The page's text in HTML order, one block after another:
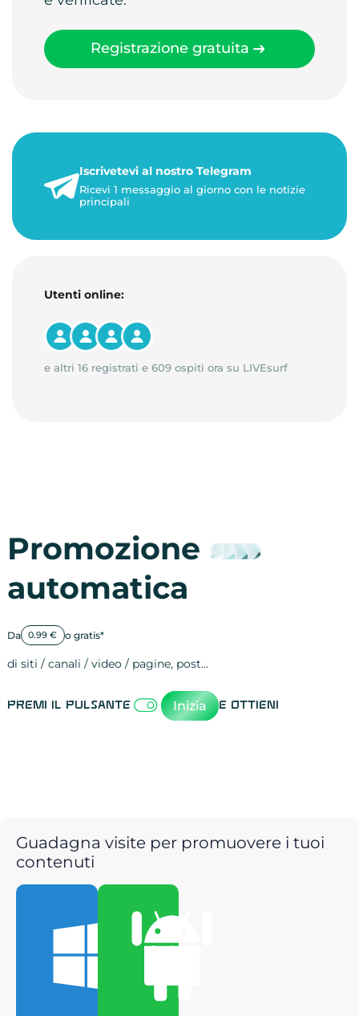
Registrazione gratuita
Iscrivetevi al nostro Telegram
Ricevi 1 messaggio al giorno con le notizie
principali
Utenti online:
e altri 16 registrati e 609 ospiti ora su LIVEsurf
Promozione
automatica
Da 0.99 € o gratis*
di siti / canali / video / pagine, post…
Premi il pulsante Inizia e ottieni
Guadagna visite per promuovere i tuoi
contenuti
Scarica per